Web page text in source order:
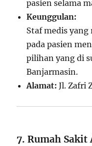
pasien selama
Keunggulan:
Staf medis
pada pasien
pilihan yang di
Banjarmasin.
Alamat: Jl. Zafri
7. Rumah Sakit